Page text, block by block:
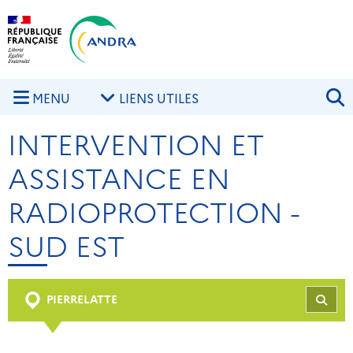
Aller au contenu principal
MENU LIENS UTILES
INTERVENTION ET
ASSISTANCE EN
RADIOPROTECTION -
SUD EST
PIERRELATTE